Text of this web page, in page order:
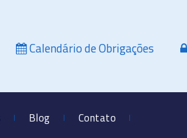
Calendário de Obrigações
Blog Contato